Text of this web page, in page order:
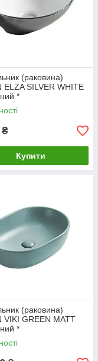
(раковина)
ELZA SILVER WHITE
*
₴
Купити
(раковина)
VIKI GREEN MATT
*